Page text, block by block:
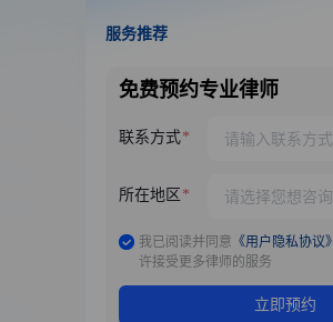
服务推荐
免费预约专业律师
联系方式
所在地区
我已阅读并同意 《用户隐私协议》
许接受更多律师的服务
立即预约